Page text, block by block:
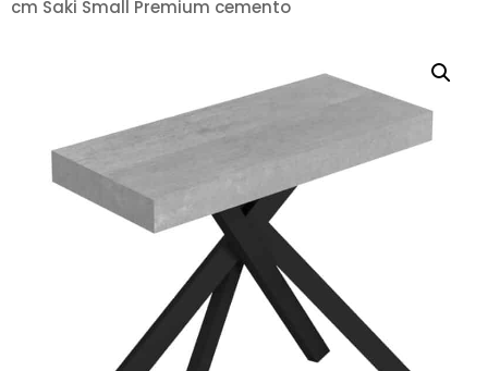
cm Saki Small Premium cemento